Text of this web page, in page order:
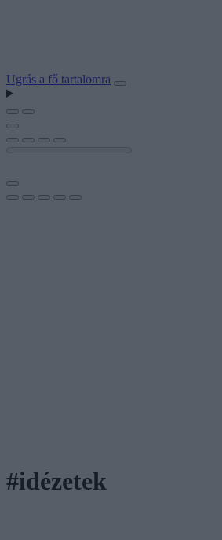
Ugrás a fő tartalomra
#idézetek